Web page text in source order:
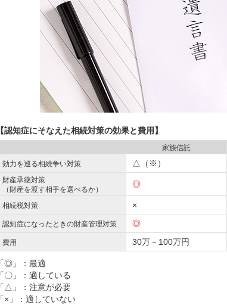
【認知症にそなえた相続対策の効果と費用】
家族信託
効力を巡る相続争い対策
△（※）
財産承継対策
（財産を渡す相手を選べるか）
◎
相続税対策 ×
認知症になったときの財産管理対策 ◎
費用 30万－ 100万円
「◎」：最適
「〇」：適している
「△」：注意が必要
「×」：適していない